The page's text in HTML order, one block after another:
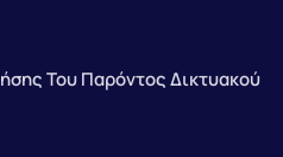
Του Παρόντος Δικτυακού